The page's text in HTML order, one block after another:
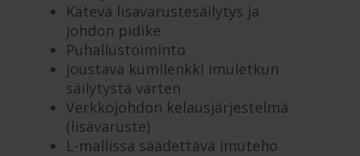
Kätevä lisävarustesäilytys ja
johdon pidike
Puhallustoiminto
joustava kumilenkki imuletkun
säilytystä varten
Verkkojohdon kelausjärjestelmä
(lisävaruste)
L-mallissa säädettävä imuteho